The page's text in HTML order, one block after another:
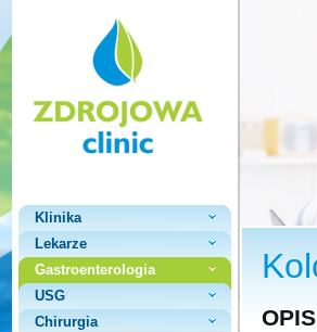
Klinika
Lekarze
Gastroenterologia
USG
Chirurgia